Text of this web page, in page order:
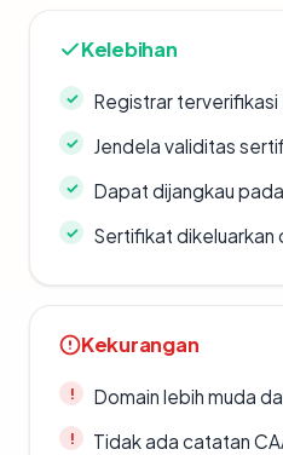
Kelebihan
Registrar terverifikasi
Jendela validitas
Dapat dijangkau
Sertifikat dikeluarkan
Kekurangan
Domain lebih muda
Tidak ada catatan